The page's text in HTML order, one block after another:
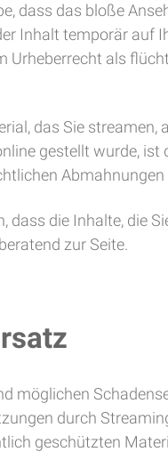
dass das bloße
Inhalt temporär auf
Urheberrecht als
das Sie
gestellt wurde,
Abmahnungen
dass die Inhalte, die
zur Seite.
möglichen
durch
geschützten